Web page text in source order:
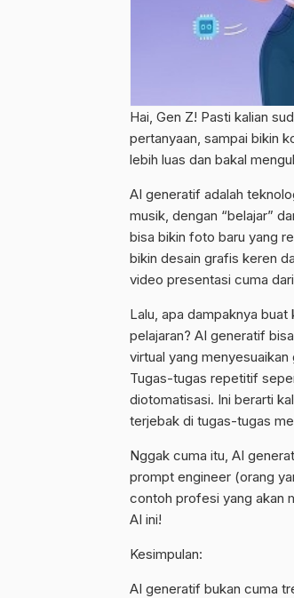
Hai, Gen Z! Pasti kalian
pertanyaan, sampai bikin
lebih luas dan bakal
AI generatif adalah
musik, dengan “belajar”
bisa bikin foto baru yang
bikin desain grafis keren
video presentasi cuma
Lalu, apa dampaknya buat
pelajaran? AI generatif
virtual yang
Tugas-tugas repetitif
diotomatisasi. Ini berarti
terjebak di tugas-tugas
Nggak cuma itu, AI
prompt engineer (orang
contoh profesi yang akan
AI ini!
Kesimpulan:
AI generatif bukan cuma